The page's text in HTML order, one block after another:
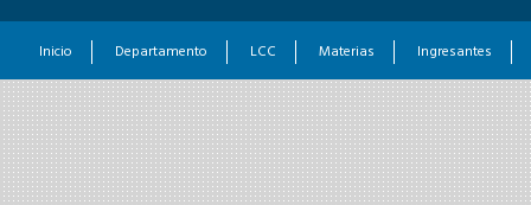
Inicio Departamento LCC Materias Ingresantes